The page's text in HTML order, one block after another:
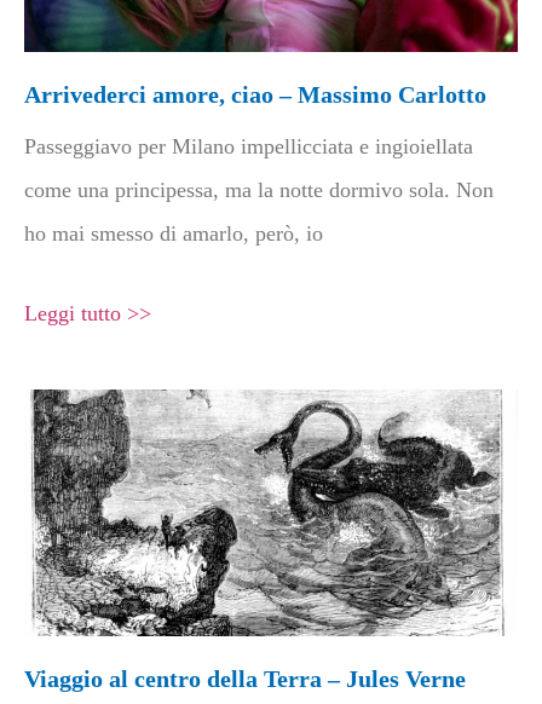
Arrivederci amore, ciao – Massimo Carlotto
Passeggiavo per Milano impellicciata e ingioiellata
come una principessa, ma la notte dormivo sola. Non
ho mai smesso di amarlo, però, io
Leggi tutto >>
Viaggio al centro della Terra – Jules Verne